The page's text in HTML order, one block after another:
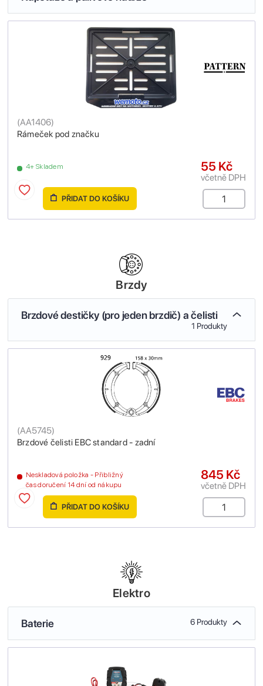
Rámeček pod značku
(AA1406)
4+ Skladem 55 Kč
včetně DPH
PŘIDAT DO KOŠÍKU
Brzdy
Brzdové destičky (pro jeden brzdič) a čelisti
1 Produkty
Brzdové čelisti EBC standard - zadní
(AA5745)
Neskladová položka - Přibližný
čas doručení 14 dní od nákupu
845 Kč
včetně DPH
PŘIDAT DO KOŠÍKU
Elektro
Baterie 6 Produkty